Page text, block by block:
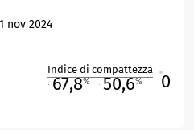
nov 2024
Indice di compattezza
67,8% 50,6% 0